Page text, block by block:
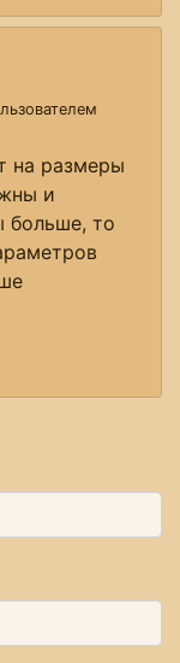
на размеры
и
больше, то